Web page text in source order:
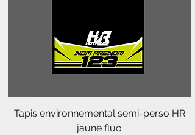
Tapis environnemental semi-perso HR
jaune fluo